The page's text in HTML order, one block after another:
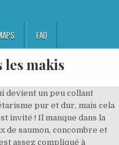
FAQ
les makis
se faire plaisir sans se ruiner ! La cuisson du riz est peut-être l'étape la plus difficile pour faire des sushis ou des makis. CommeUneFleche ... Lettres connues et inconnues Entrez les lettres connues dans l'ordre et remplacez les lettres inconnues par un espace, un point, une virgule ou une étoile. Le 11/11/2013 à 08h00 - Produits japonais. Étalez sur la moitié de l'algue le riz refroidi. Nombreuses sont les personnes qui n'aiment pas le poisson cru, mais quand on les intègre dans les sushis ou makis et qu'on les trempe dans le tamari, on change vite d'avis! Je fais très souvent des makis, sushis, california rolls etc. Vous adorez ? Le 11/11/2013 à 08h00 - Produits japonais. Mais Voici la recette maison des tekamis, assez facile à réaliser aussi. Rouleaux fins de saumon garnis de boursin ail et fines herbes et spagehetti de concombre. Surtout qu'il faut une poile rectangulaire pour les faire "parfaites") Ou je les roule vite fait pour mettre dans des makis (vu que tu compresses ça passe inaperçu. partager Quels sont les ingrédients qui composent un sushi? ... Vous bénéficiez d'un droit d'accès et de rectification de vos données personnelles, ainsi que celui d'en demander l'effacement dans les limites prévues par la loi. Porter à ébullition et cuire 30 minutes à feu doux. Chez nous, on est pas trop fan de poisson et encore moins quand il est cru. Il existe différents types de sushis (sushi désigne une lamelle de poisson avec du riz vinaigré ), mais les plus communs sont les nigiris sushis et les makis sushis.Le terme maki veut dire rouleau, et c'est un type de sushi japonais traditionnel. Seul petit bémol pour moi qui adore les légumes, j’aimerais parfois en retrouver un peu plus dans mes rouleaux. Dans une autre casserole mettre le vinaigre, le sucre et le sel et chauffer pour dissoudre. Je n’utilise que du saumon pour mes sushis. Découvrez cette recette facile de Makis, cette spécialité roulée peut se réaliser au saumon ou avec une garniture de thon, de fromage, ou façon California Rincez le riz à l'eau jusqu'à ce qu'il rende une eau claire et égouttez-le bien. Le tekami va être bien plus gros que le maki et l'on sent l'algue plus fort. Et n'hésitez pas à consulter notre dossier spécial sushis. Vous pouvez l'assaisonner de votre choix avec des épices ou des herbes pour lui donner plus de goût. Il est important de veiller à sa qualité. Porter à ébullition. Explore content created by others. Le maki est garni de fines lamelles d'omelette assaisonnées de sucre et de vinaigre…. Pour cela il suffit de le mettre dans une passoire et de le passer sous l. Remplacez le poisson par des fruits pour des sushis sucrés Le saumon, le thon et la daurade ne sont pas les seuls aliments que l'on peut inclure dans nos sushis et makis, loin de là. N'hésitez pas à faire travailler votre imagination et à personnaliser vos makis. Les makis sont enveloppé d'une algue, à l'intérieur se trouve le riz, les légumes et le poisson ou autre. On en trouve dans tous les restaurants japonais accompagnés d’une soupe miso. Beaucoup de personnes végétariennes mangent en fait du poisson. On dépose sur la couche de riz divers condiments, comme des tranches de poisson cru ou des légumes, puis on roule le tout. Les sushis sont préparés sous formes diverses et variées, mais personne ne contredira le fait que l'une des formes les plus populaires est le rouleau de sushi. Une fois à ébullition, laisser sur un feu moyen pendant environ 3/4 minutes. Nous allons prendre l'exemple de makis à la marinade de thon et de makis végétariens. Alors pour que ce soit plus simple, je dis souvent “sushis” dans ce post mais en réalité je